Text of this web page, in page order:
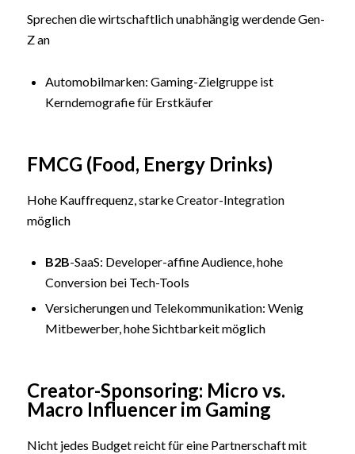
Sprechen die wirtschaftlich unabhängig werdende Gen-
Z an
Automobilmarken: Gaming-Zielgruppe ist
Kerndemografie für Erstkäufer
FMCG (Food, Energy Drinks)
Hohe Kauffrequenz, starke Creator-Integration
möglich
B2B-SaaS: Developer-affine Audience, hohe
Conversion bei Tech-Tools
Versicherungen und Telekommunikation: Wenig
Mitbewerber, hohe Sichtbarkeit möglich
Creator-Sponsoring: Micro vs.
Macro Influencer im Gaming
Nicht jedes Budget reicht für eine Partnerschaft mit